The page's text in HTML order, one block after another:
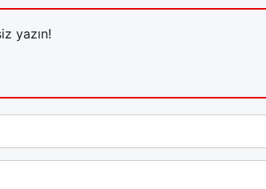
yazın!